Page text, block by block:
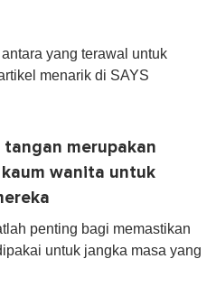
yang terawal untuk
menarik di SAYS
merupakan
wanita untuk
penting bagi memastikan
untuk jangka masa yang